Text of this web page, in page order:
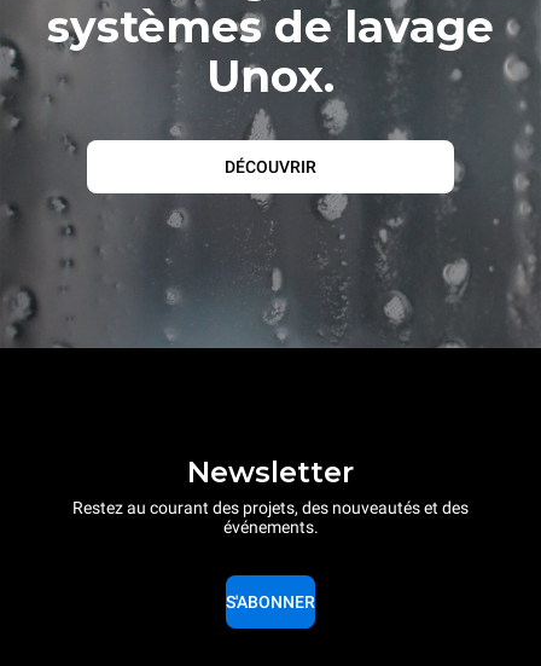
systèmes de lavage
Unox.
DÉCOUVRIR
Newsletter
Restez au courant des projets, des nouveautés et des
événements.
S'ABONNER